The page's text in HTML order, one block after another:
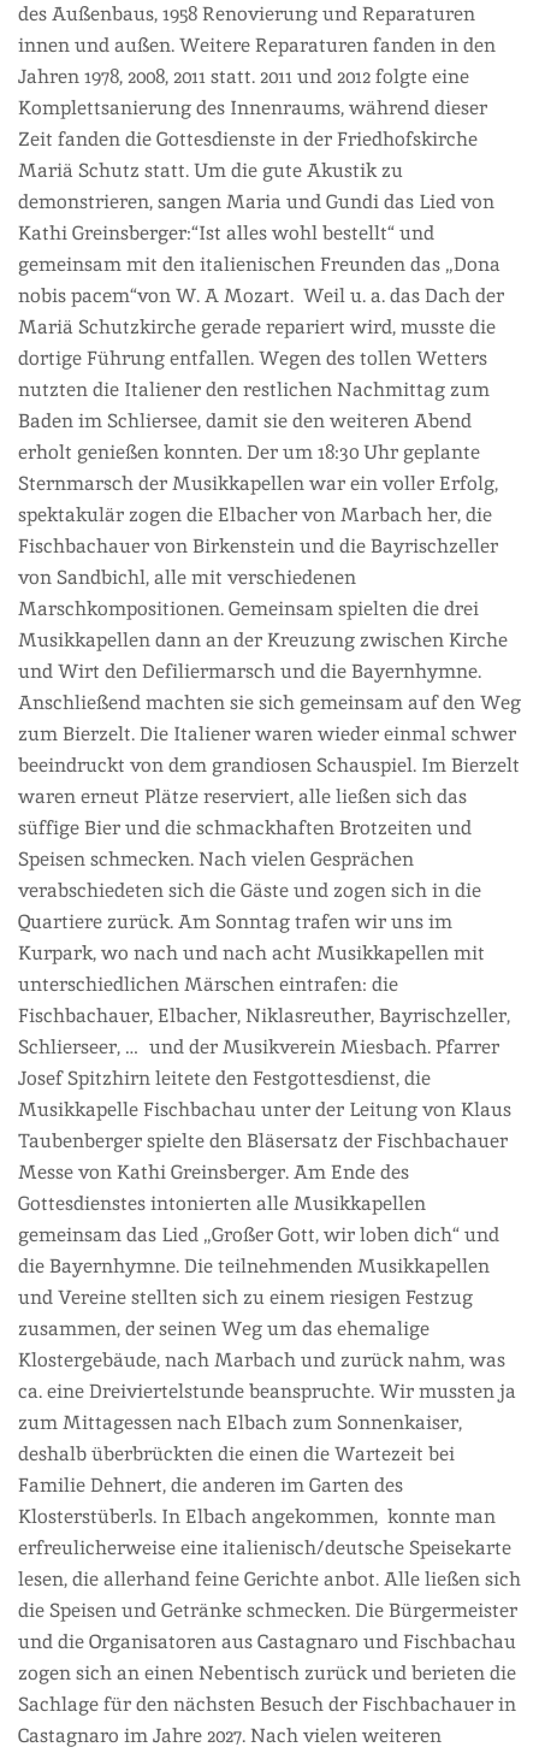
des Außenbaus, 1958 Renovierung und Reparaturen
innen und außen. Weitere Reparaturen fanden in den
Jahren 1978, 2008, 2011 statt. 2011 und 2012 folgte eine
Komplettsanierung des Innenraums, während dieser
Zeit fanden die Gottesdienste in der Friedhofskirche
Mariä Schutz statt. Um die gute Akustik zu
demonstrieren, sangen Maria und Gundi das Lied von
Kathi Greinsberger:“Ist alles wohl bestellt“ und
gemeinsam mit den italienischen Freunden das „Dona
nobis pacem“von W. A Mozart. Weil u. a. das Dach der
Mariä Schutzkirche gerade repariert wird, musste die
dortige Führung entfallen. Wegen des tollen Wetters
nutzten die Italiener den restlichen Nachmittag zum
Baden im Schliersee, damit sie den weiteren Abend
erholt genießen konnten. Der um 18:30 Uhr geplante
Sternmarsch der Musikkapellen war ein voller Erfolg,
spektakulär zogen die Elbacher von Marbach her, die
Fischbachauer von Birkenstein und die Bayrischzeller
von Sandbichl, alle mit verschiedenen
Marschkompositionen. Gemeinsam spielten die drei
Musikkapellen dann an der Kreuzung zwischen Kirche
und Wirt den Defiliermarsch und die Bayernhymne.
Anschließend machten sie sich gemeinsam auf den Weg
zum Bierzelt. Die Italiener waren wieder einmal schwer
beeindruckt von dem grandiosen Schauspiel. Im Bierzelt
waren erneut Plätze reserviert, alle ließen sich das
süffige Bier und die schmackhaften Brotzeiten und
Speisen schmecken. Nach vielen Gesprächen
verabschiedeten sich die Gäste und zogen sich in die
Quartiere zurück. Am Sonntag trafen wir uns im
Kurpark, wo nach und nach acht Musikkapellen mit
unterschiedlichen Märschen eintrafen: die
Fischbachauer, Elbacher, Niklasreuther, Bayrischzeller,
Schlierseer, … und der Musikverein Miesbach. Pfarrer
Josef Spitzhirn leitete den Festgottesdienst, die
Musikkapelle Fischbachau unter der Leitung von Klaus
Taubenberger spielte den Bläsersatz der Fischbachauer
Messe von Kathi Greinsberger. Am Ende des
Gottesdienstes intonierten alle Musikkapellen
gemeinsam das Lied „Großer Gott, wir loben dich“ und
die Bayernhymne. Die teilnehmenden Musikkapellen
und Vereine stellten sich zu einem riesigen Festzug
zusammen, der seinen Weg um das ehemalige
Klostergebäude, nach Marbach und zurück nahm, was
ca. eine Dreiviertelstunde beanspruchte. Wir mussten ja
zum Mittagessen nach Elbach zum Sonnenkaiser,
deshalb überbrückten die einen die Wartezeit bei
Familie Dehnert, die anderen im Garten des
Klosterstüberls. In Elbach angekommen, konnte man
erfreulicherweise eine italienisch/deutsche Speisekarte
lesen, die allerhand feine Gerichte anbot. Alle ließen sich
die Speisen und Getränke schmecken. Die Bürgermeister
und die Organisatoren aus Castagnaro und Fischbachau
zogen sich an einen Nebentisch zurück und berieten die
Sachlage für den nächsten Besuch der Fischbachauer in
Castagnaro im Jahre 2027. Nach vielen weiteren